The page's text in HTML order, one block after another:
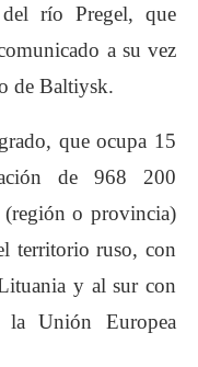
del río Pregel, que
a su vez
de Baltiysk.
que ocupa 15
de 968 200
o provincia)
territorio ruso, con
y al sur con
la Unión Europea